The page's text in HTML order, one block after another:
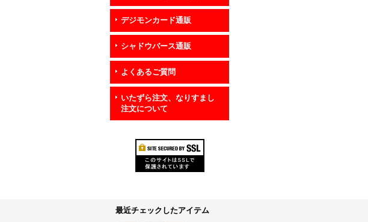
デジモンカード通販
シャドウバース通販
よくあるご質問
いたずら注文、なりすまし
注文について
最近チェックしたアイテム